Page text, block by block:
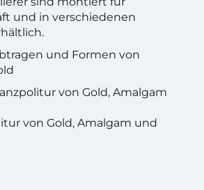
und in verschiedenen
und Formen von
von Gold, Amalgam
von Gold, Amalgam und